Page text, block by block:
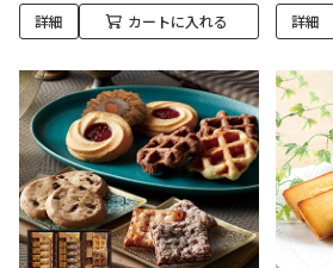
詳細 カートに入れる 詳細